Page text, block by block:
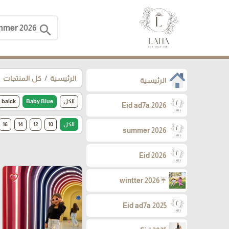
search
الرئيسية
Eid ad7a 2026
summer 2026
Eid 2026
☔wintter 2026
Eid ad7a 2025
الرئيسية كل المنتجات
الكل Baby Blue
balck
الكل 10
12
14
16
favorite_border